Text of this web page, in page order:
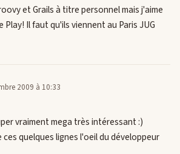
et Grails à titre personnel mais j'aime
Play! Il faut qu'ils viennent au Paris JUG
2009 à 10:33
vraiment mega très intéressant :)
ces quelques lignes l'oeil du développeur